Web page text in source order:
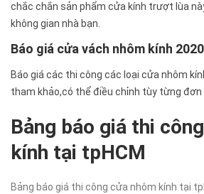
chắc chắn sản phẩm cửa kính trượt lùa
không gian nhà bạn.
Báo giá cửa vách nhôm kính 2020
Báo giá các thi công các loại cửa nhôm
tham khảo,có thể điều chỉnh tùy từng đơn
Bảng báo giá thi
kính tại tpHCM
Bảng báo giá thi công cửa nhôm kính tại